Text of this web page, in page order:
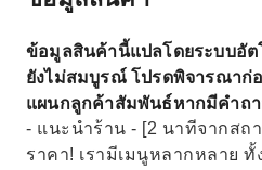
ข้อมูลสินค้านี้แปลโดยระบบอั
ยังไม่สมบูรณ์ โปรดพิจารณาก่
แผนกลูกค้าสัมพันธ์หากมีคำถา
- แนะนำร้าน - [2 นาทีจากสถ
ราคา! เรามีเมนูหลากหลาย